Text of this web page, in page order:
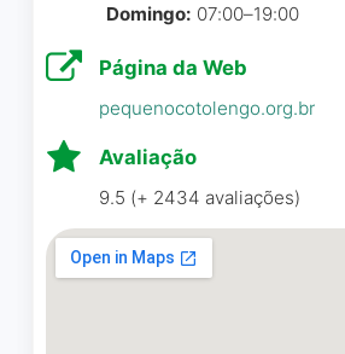
Domingo: 07:00–19:00
Página da Web
pequenocotolengo.org.br
Avaliação
9.5 (+ 2434 avaliações)